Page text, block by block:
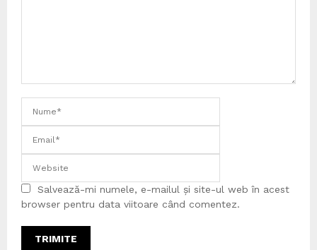
Salvează-mi numele, e-mailul și site-ul web în acest
browser pentru data viitoare când comentez.